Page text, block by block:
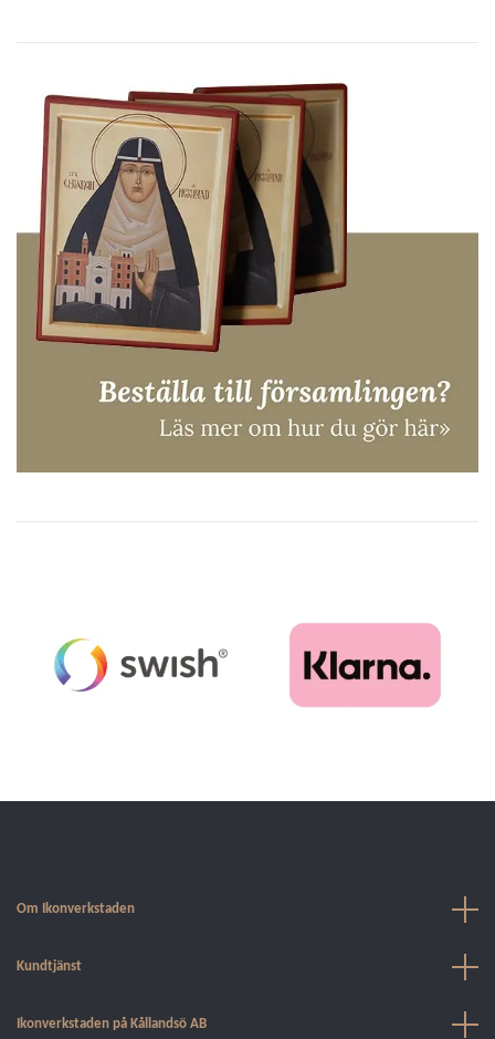
Om Ikonverkstaden
Kundtjänst
Ikonverkstaden på Kållandsö AB